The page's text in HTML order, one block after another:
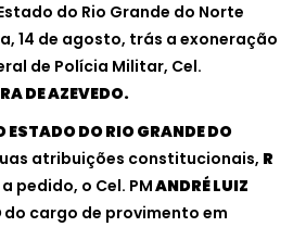
do Rio Grande do Norte
14 de agosto, trás a exoneração
de Polícia Militar, Cel.
DE AZEVEDO.
ESTADO DO RIO GRANDE DO
atribuições constitucionais, R
pedido, o Cel. PMANDRÉ LUIZ
do cargo de provimento em